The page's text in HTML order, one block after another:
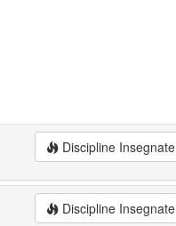
Discipline Insegnate
Discipline Insegnate